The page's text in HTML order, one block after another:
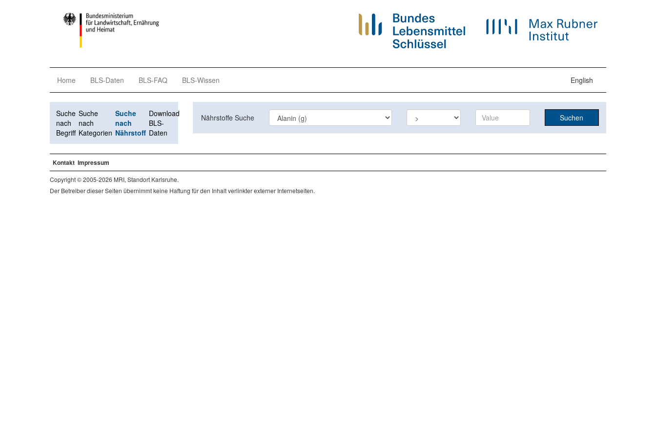
Home BLS-Daten BLS-FAQ BLS-Wissen English
Suche
nach
Begriff
Suche
nach
Kategorien
Suche
nach
Nährstoff
Download
BLS-
Daten
Nährstoffe Suche Suchen
Kontakt Impressum
Copyright © 2005-2026 MRI, Standort Karlsruhe.
Der Betreiber dieser Seiten übernimmt keine Haftung für den Inhalt verlinkter externer Internetseiten.